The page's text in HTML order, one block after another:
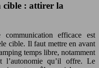
cible : attirer la
efficace est
cible. Il faut mettre en avant
temps libre, notamment
l’autonomie qu’il offre. Le